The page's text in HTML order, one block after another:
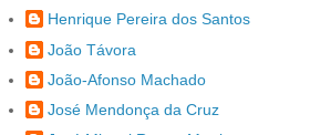
Henrique Pereira dos Santos
João Távora
João-Afonso Machado
José Mendonça da Cruz